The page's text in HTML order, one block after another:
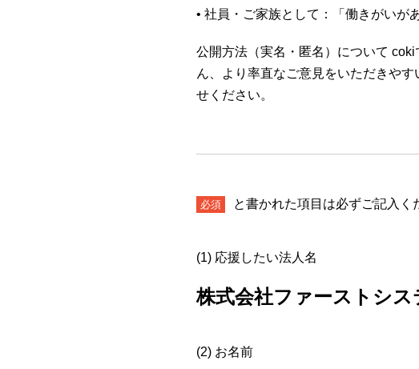
• 社員・ご家族として：「働きがいが
公開方法（実名・匿名）について
ん、より率直なご意見をいただきや
せください。
必須 と書かれた項目は必ずご記入く
(1) 応援したい法人名
株式会社ファーストシス
(2) お名前